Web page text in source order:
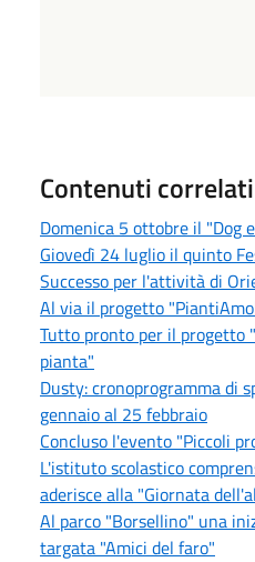
Contenuti correlati
Domenica 5 ottobre il "Dog
Giovedì 24 luglio il quinto
Successo per l'attività di
Al via il progetto
Tutto pronto per il progetto
pianta"
Dusty: cronoprogramma di
gennaio al 25 febbraio
Concluso l'evento "Piccoli
L'istituto scolastico
aderisce alla "Giornata
Al parco "Borsellino" una
targata "Amici del faro"